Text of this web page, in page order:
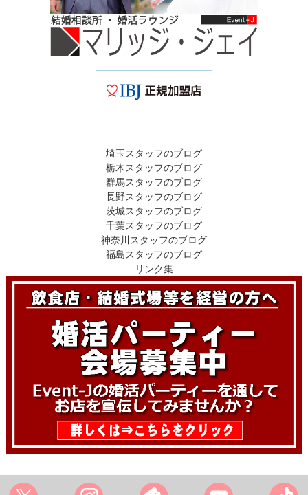
埼玉スタッフのブログ
栃木スタッフのブログ
群馬スタッフのブログ
長野スタッフのブログ
茨城スタッフのブログ
千葉スタッフのブログ
神奈川スタッフのブログ
福島スタッフのブログ
リンク集